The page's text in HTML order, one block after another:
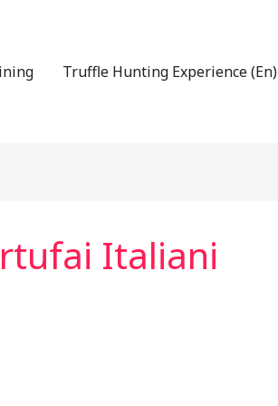
Truffle Hunting Experience (En)
Italiani